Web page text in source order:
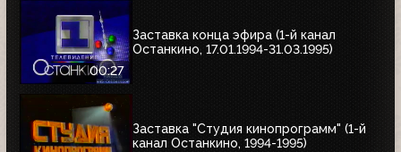
00:27
Заставка конца эфира (1-й канал
Останкино, 17.01.1994-31.03.1995)
Заставка "Студия кинопрограмм" (1-й
канал Останкино, 1994-1995)